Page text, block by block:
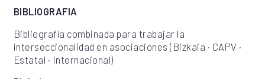
BIBLIOGRAFIA
Bibliografía combinada para trabajar la
interseccionalidad en asociaciones (Bizkaia · CAPV ·
Estatal · Internacional)